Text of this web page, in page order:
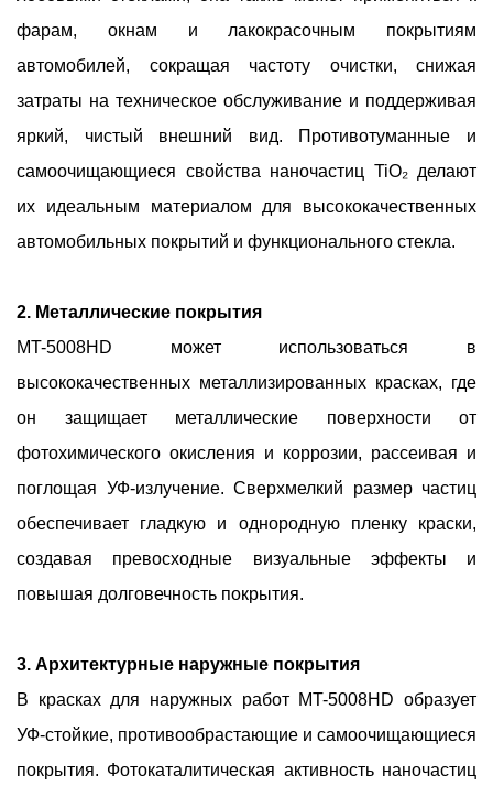
фарам, окнам и лакокрасочным покрытиям
автомобилей, сокращая частоту очистки, снижая
затраты на техническое обслуживание и поддерживая
яркий, чистый внешний вид. Противотуманные и
самоочищающиеся свойства наночастиц TiO₂ делают
их идеальным материалом для высококачественных
автомобильных покрытий и функционального стекла.
2. Металлические покрытия
MT-5008HD может использоваться в
высококачественных металлизированных красках, где
он защищает металлические поверхности от
фотохимического окисления и коррозии, рассеивая и
поглощая УФ-излучение. Сверхмелкий размер частиц
обеспечивает гладкую и однородную пленку краски,
создавая превосходные визуальные эффекты и
повышая долговечность покрытия.
3. Архитектурные наружные покрытия
В красках для наружных работ MT-5008HD образует
УФ-стойкие, противообрастающие и самоочищающиеся
покрытия. Фотокаталитическая активность наночастиц